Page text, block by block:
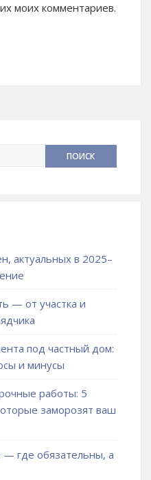
моих комментариев.
актуальных в 2025–
— от участка и
под частный дом:
и минусы
работы: 5
заморозят ваш
где обязательны, а